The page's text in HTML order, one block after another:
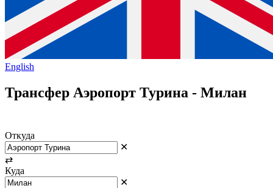
English
Трансфер Аэропорт Турина - Милан
Откуда
✕
⇄
Куда
✕